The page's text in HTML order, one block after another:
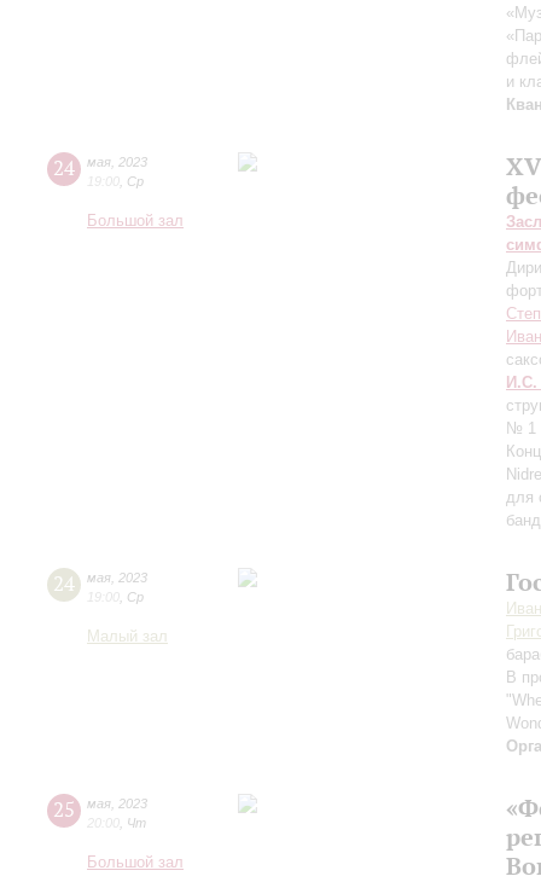
и
24 мая 2023
19:00 Ср
Большой зал
И.С.
№ 1
для
24 мая 2023
19:00 Ср
Малый зал
В
25 мая 2023
20:00 Чт
Большой зал